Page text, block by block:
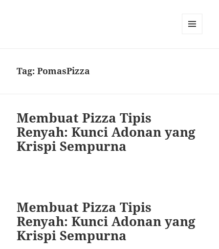
Tag:PomasPizza
Membuat Pizza Tipis
Renyah: Kunci Adonan yang
Krispi Sempurna
Membuat Pizza Tipis
Renyah: Kunci Adonan yang
Krispi Sempurna